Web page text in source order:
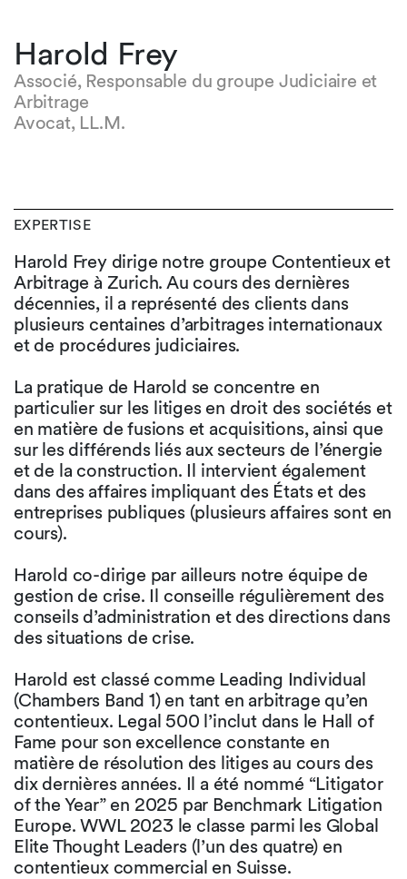
Harold Frey
Associé, Responsable du groupe Judiciaire et
Arbitrage
Avocat, LL.M.
EXPERTISE
Harold Frey dirige notre groupe Contentieux et
Arbitrage à Zurich. Au cours des dernières
décennies, il a représenté des clients dans
plusieurs centaines d’arbitrages internationaux
et de procédures judiciaires.
La pratique de Harold se concentre en
particulier sur les litiges en droit des sociétés et
en matière de fusions et acquisitions, ainsi que
sur les différends liés aux secteurs de l’énergie
et de la construction. Il intervient également
dans des affaires impliquant des États et des
entreprises publiques (plusieurs affaires sont en
cours).
Harold co-dirige par ailleurs notre équipe de
gestion de crise. Il conseille régulièrement des
conseils d’administration et des directions dans
des situations de crise.
Harold est classé comme Leading Individual
(Chambers Band 1) en tant en arbitrage qu’en
contentieux. Legal 500 l’inclut dans le Hall of
Fame pour son excellence constante en
matière de résolution des litiges au cours des
dix dernières années. Il a été nommé “Litigator
of the Year” en 2025 par Benchmark Litigation
Europe. WWL 2023 le classe parmi les Global
Elite Thought Leaders (l’un des quatre) en
contentieux commercial en Suisse.